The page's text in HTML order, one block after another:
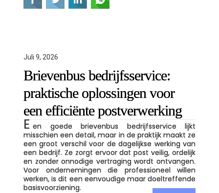
Juli 9, 2026
Brievenbus bedrijfsservice:
praktische oplossingen voor
een efficiënte postverwerking
E en goede brievenbus bedrijfsservice lijkt
misschien een detail, maar in de praktijk maakt ze
een groot verschil voor de dagelijkse werking van
een bedrijf. Ze zorgt ervoor dat post veilig, ordelijk
en zonder onnodige vertraging wordt ontvangen.
Voor ondernemingen die professioneel willen
werken, is dit een eenvoudige maar doeltreffende
basisvoorziening.